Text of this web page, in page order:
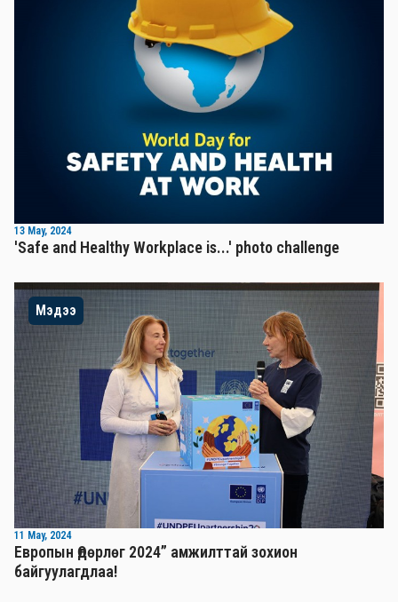
13 May, 2024
'Safe and Healthy Workplace is...' photo challenge
Мэдээ
11 May, 2024
Европын Өдөрлөг 2024” амжилттай зохион
байгуулагдлаа!